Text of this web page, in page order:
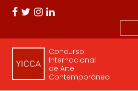
Concurso
Internacional
de Arte
Contemporáneo